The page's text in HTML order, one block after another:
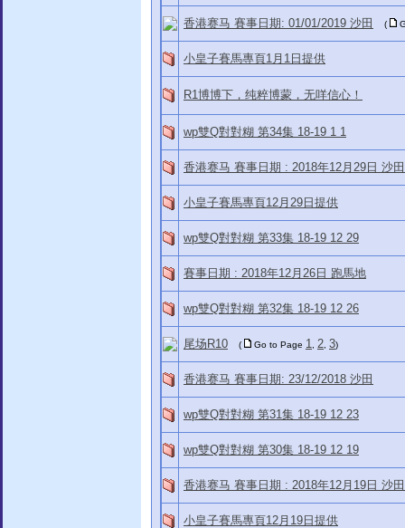
香港赛马 賽事日期: 01/01/2019 沙田 (
小皇子賽馬專頁1月1日提供
R1博博下，纯粹博蒙，无咩信心！
wp雙Q對對糊 第34集 18-19 1 1
香港赛马 賽事日期 : 2018年12月29日 沙田
小皇子賽馬專頁12月29日提供
wp雙Q對對糊 第33集 18-19 12 29
賽事日期 : 2018年12月26日 跑馬地
wp雙Q對對糊 第32集 18-19 12 26
尾场R10 ( Go to Page 1 2 3)
香港赛马 賽事日期: 23/12/2018 沙田
wp雙Q對對糊 第31集 18-19 12 23
wp雙Q對對糊 第30集 18-19 12 19
香港赛马 賽事日期 : 2018年12月19日 沙田
小皇子賽馬專頁12月19日提供